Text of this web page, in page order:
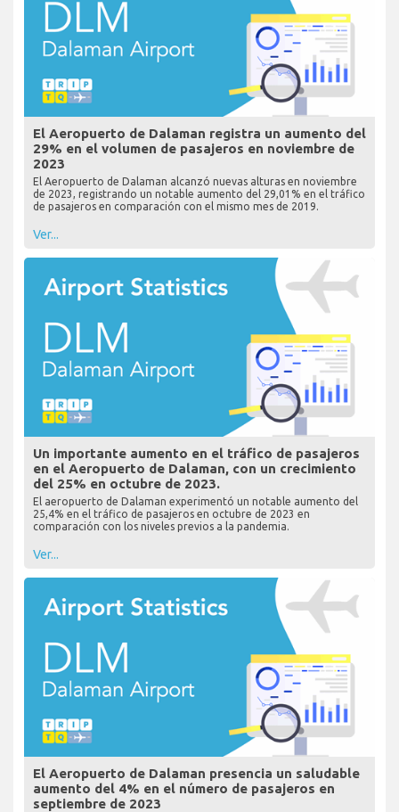
El Aeropuerto de Dalaman registra un aumento del
29% en el volumen de pasajeros en noviembre de
2023
El Aeropuerto de Dalaman alcanzó nuevas alturas en noviembre
de 2023, registrando un notable aumento del 29,01% en el tráfico
de pasajeros en comparación con el mismo mes de 2019.
Ver...
Un importante aumento en el tráfico de pasajeros
en el Aeropuerto de Dalaman, con un crecimiento
del 25% en octubre de 2023.
El aeropuerto de Dalaman experimentó un notable aumento del
25,4% en el tráfico de pasajeros en octubre de 2023 en
comparación con los niveles previos a la pandemia.
Ver...
El Aeropuerto de Dalaman presencia un saludable
aumento del 4% en el número de pasajeros en
septiembre de 2023